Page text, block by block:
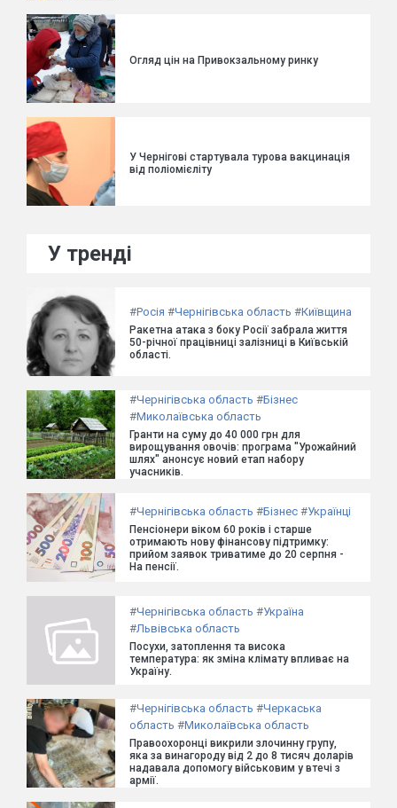
Огляд цін на Привокзальному ринку
У Чернігові стартувала турова вакцинація
від поліомієліту
У тренді
#Росія #Чернігівська область #Київщина
Ракетна атака з боку Росії забрала життя
50-річної працівниці залізниці в Київській
області.
#Чернігівська область #Бізнес
#Миколаївська область
Гранти на суму до 40 000 грн для
вирощування овочів: програма "Урожайний
шлях" анонсує новий етап набору
учасників.
#Чернігівська область #Бізнес #Українці
Пенсіонери віком 60 років і старше
отримають нову фінансову підтримку:
прийом заявок триватиме до 20 серпня -
На пенсії.
#Чернігівська область #Україна
#Львівська область
Посухи, затоплення та висока
температура: як зміна клімату впливає на
Україну.
#Чернігівська область #Черкаська
область #Миколаївська область
Правоохоронці викрили злочинну групу,
яка за винагороду від 2 до 8 тисяч доларів
надавала допомогу військовим у втечі з
армії.